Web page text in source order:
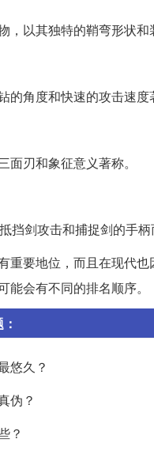
，以其独特的鞘弯形状和
角度和快速的攻击速度
刃和象征意义著称。
挡剑攻击和捕捉剑的手柄
重要地位，而且在现代
会有不同的排名顺序。
悠久？
伪？
？